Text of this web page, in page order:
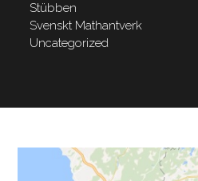
Stübben
Svenskt Mathantverk
Uncategorized